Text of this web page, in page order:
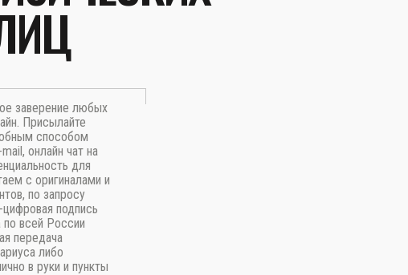
заверение любых
Присылайте
способом
онлайн чат на
для
с оригиналами и
по запросу
подпись
всей России
передача
либо
в руки и пункты